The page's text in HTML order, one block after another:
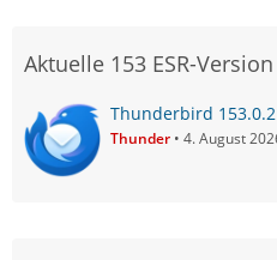
Aktuelle 153 ESR-Version
Thunderbird
Thunder 4. August